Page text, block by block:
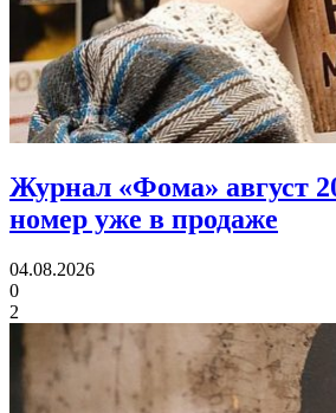
Журнал «Фома» август
номер уже в продаже
04.08.2026
0
2